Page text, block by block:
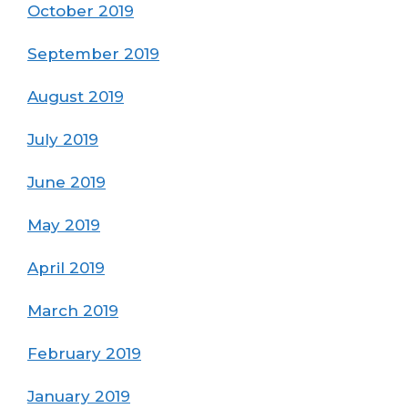
October 2019
September 2019
August 2019
July 2019
June 2019
May 2019
April 2019
March 2019
February 2019
January 2019